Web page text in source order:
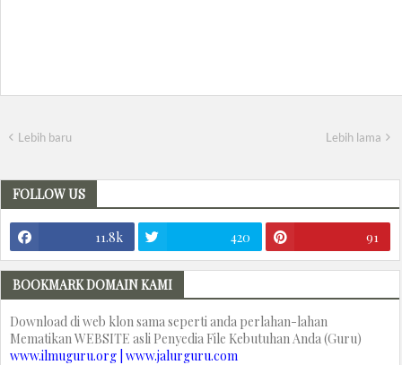
Lebih baru Lebih lama
FOLLOW US
11.8k 420 91
BOOKMARK DOMAIN KAMI
Download di web klon sama seperti anda perlahan-lahan
Mematikan WEBSITE asli Penyedia File Kebutuhan Anda (Guru)
www.ilmuguru.org | www.jalurguru.com